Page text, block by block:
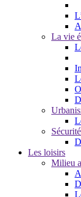
La vie
Les loisirs
Milieu